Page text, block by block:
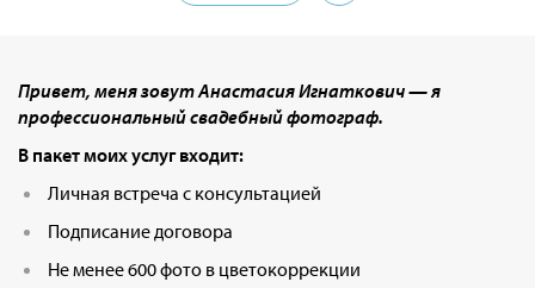
Привет, меня зовут Анастасия Игнаткович — я
профессиональный свадебный фотограф.
В пакет моих услуг входит:
Личная встреча с консультацией
Подписание договора
Не менее 600 фото в цветокоррекции